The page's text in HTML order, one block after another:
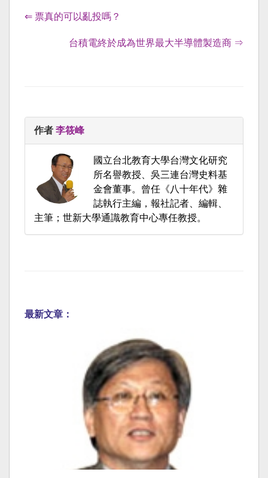
⇐ 票真的可以亂投嗎？
台積電終於成為世界最大半導體製造商 ⇒
作者 李筱峰
國立台北教育大學台灣文化研究
所名譽教授、吳三連台灣史料基
金會董事。曾任《八十年代》雜
誌執行主編，報社記者、編輯、
主筆；世新大學通識教育中心專任教授。
最新文章：